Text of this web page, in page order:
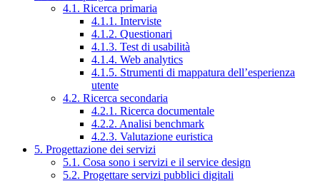
4.1. Ricerca primaria
4.1.1. Interviste
4.1.2. Questionari
4.1.3. Test di usabilità
4.1.4. Web analytics
4.1.5. Strumenti di mappatura dell’esperienza
utente
4.2. Ricerca secondaria
4.2.1. Ricerca documentale
4.2.2. Analisi benchmark
4.2.3. Valutazione euristica
5. Progettazione dei servizi
5.1. Cosa sono i servizi e il service design
5.2. Progettare servizi pubblici digitali